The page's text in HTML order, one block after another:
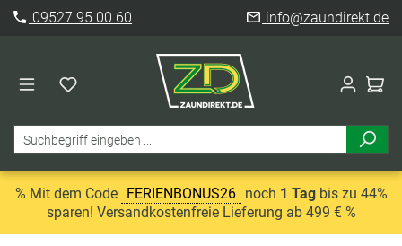
09527 95 00 60 info@zaundirekt.de
% Mit dem Code FERIENBONUS26 noch 1 Tagbis zu 44%
sparen! Versandkostenfreie Lieferung ab 499 € %